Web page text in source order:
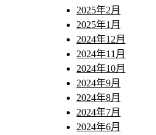
2025年2月
2025年1月
2024年12月
2024年11月
2024年10月
2024年9月
2024年8月
2024年7月
2024年6月